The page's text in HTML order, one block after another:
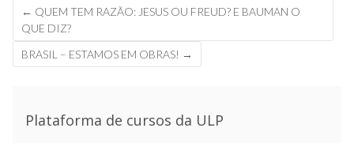
Navegação
de
posts
← QUEM TEM RAZÃO: JESUS OU FREUD? E BAUMAN O
QUE DIZ?
BRASIL – ESTAMOS EM OBRAS! →
Plataforma de cursos da ULP